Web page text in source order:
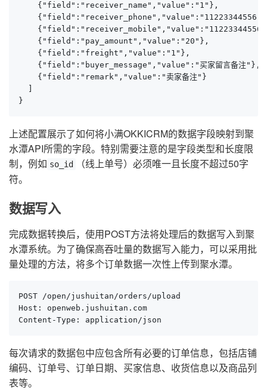
    {"field":"receiver_name","value":"1"},
    {"field":"pay_amount","value":"20"},
    {"field":"freight","value":"1"},
    {"field":"buyer_message","value":"买家留言备注"},
    {"field":"remark","value":"卖家备注"}
  ]
}
上述配置展示了如何将小满OKKICRM的数据字段映射到聚
水潭API所需的字段。特别需要注意的是字段类型和长度限
制，例如 so_id
（线上单号）必须唯一且长度不超过50字
符。
数据写入
完成数据转换后，使用POST方法将处理后的数据写入到聚
水潭系统。为了确保高吞吐量的数据写入能力，可以采用批
量处理的方法，将多个订单数据一次性上传到聚水潭。
POST /open/jushuitan/orders/upload
Host: openweb.jushuitan.com
Content-Type: application/json
每次请求的数据包中应包含所有必要的订单信息，包括店铺
编码、订单号、订单日期、买家信息、收货信息以及商品列
表等。